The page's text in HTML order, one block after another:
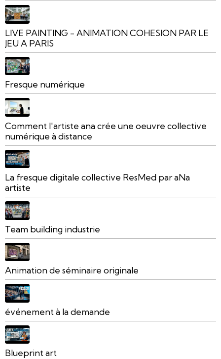
LIVE PAINTING - ANIMATION COHESION PAR LE
JEU A PARIS
Fresque numérique
Comment l'artiste ana crée une oeuvre collective
numérique à distance
La fresque digitale collective ResMed par aNa
artiste
Team building industrie
Animation de séminaire originale
événement à la demande
Blueprint art